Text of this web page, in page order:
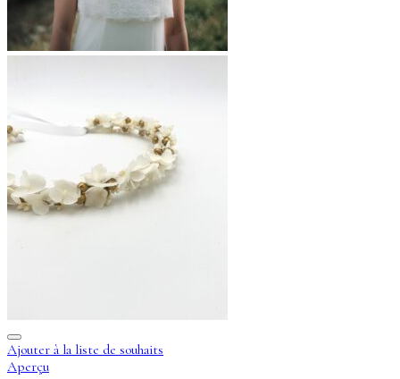
Ajouter à la liste de souhaits
Aperçu